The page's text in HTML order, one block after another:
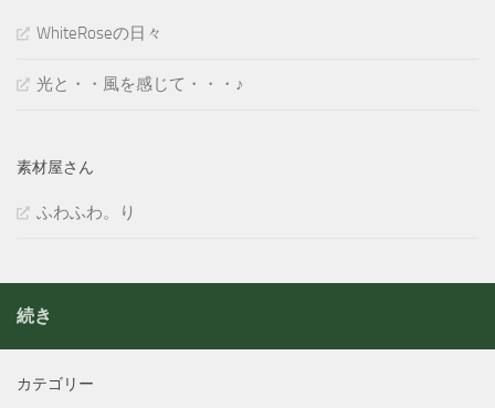
WhiteRoseの日々
光と・・風を感じて・・・♪
素材屋さん
ふわふわ。り
続き
カテゴリー